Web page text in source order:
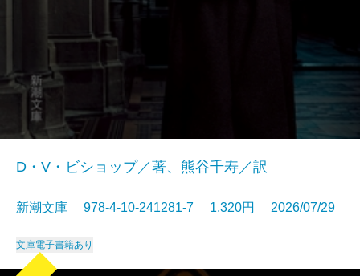
D・V・ビショップ／著、熊谷千寿／訳
新潮文庫 978-4-10-241281-7 1,320円 2026/07/29
文庫電子書籍あり